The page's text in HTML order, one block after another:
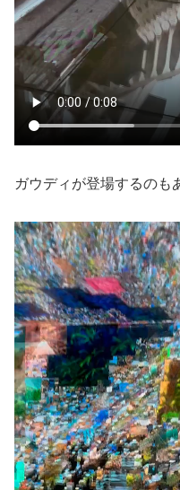
ガウディが登場するのも